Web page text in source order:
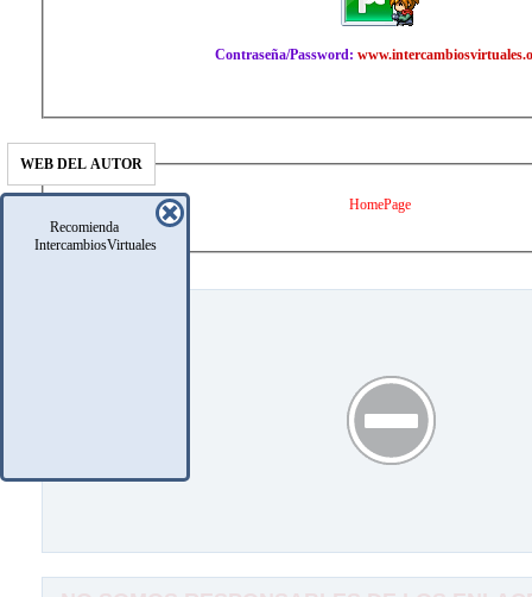
Recomienda
IntercambiosVirtuales
Contraseña/Password:
WEB DEL AUTOR
HomePage